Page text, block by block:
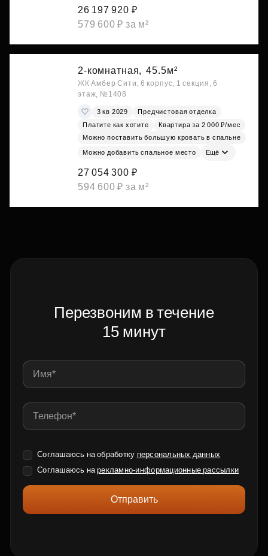
26 197 920 ₽
579 600 ₽ за м²
2-комнатная, 45.5м²
ЖК Амбер Сити, 6 корпус, 1 секция, 6
этаж, №1408
3 кв 2029
Предчистовая отделка
Платите как хотите
Квартира за 2 000 ₽/мес
Можно поставить большую кровать в спальне
Можно добавить спальное место Ещё
27 054 300 ₽
594 600 ₽ за м²
Перезвоним в течение
15 минут
Соглашаюсь на обработку персональных данных
Соглашаюсь нарекламно-информационные рассылки
Отправить